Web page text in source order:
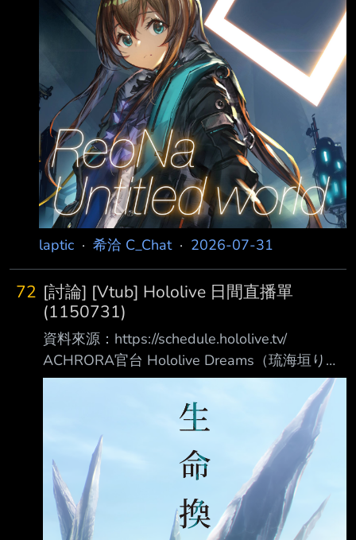
Dreams https://www.youtube.com/watch?
v=YzSIyY3gaoQ HoloAN官台 「花開怒放＊寧寧
超開花！」公演同
laptic · 希洽 C_Chat· 2026-07-31
72 [討論] [Vtub] Hololive 日間直播單
(1150731)
資料來源：https://schedule.hololive.tv/
ACHRORA官台 Hololive Dreams（琉海垣りら
ら） https://www.youtube.com/watch?
v=hMrqrmsl6lk 預告實況 07:00 Crimzon 矮人要
塞 https://www.youtube.com/watch?v=Lf5r-
WpK4tE 古石碧珠 雜談（會員限定）
https://www.youtube.com/watch?
v=SXuzMygAO-M 諾薇拉詩織 有聲漫畫「進入
虛無」